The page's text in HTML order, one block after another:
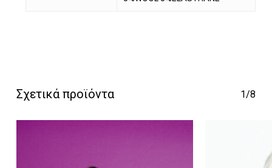
καλάθι σας.
Σχετικά προϊόντα 1/8